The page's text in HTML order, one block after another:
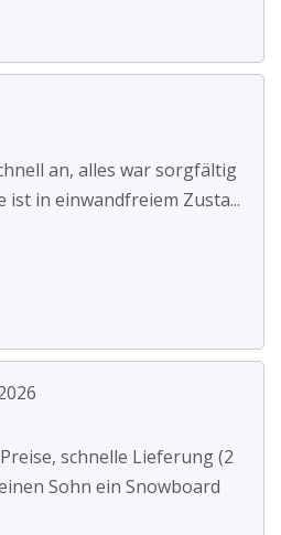
an, alles war sorgfältig
ist in einwandfreiem Zusta...
schnelle Lieferung (2
Sohn ein Snowboard